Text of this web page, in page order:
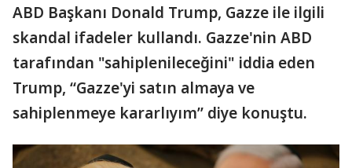
ABD Başkanı Donald Trump, Gazze ile ilgili
skandal ifadeler kullandı. Gazze'nin ABD
tarafından "sahiplenileceğini" iddia eden
Trump, “Gazze'yi satın almaya ve
sahiplenmeye kararlıyım” diye konuştu.